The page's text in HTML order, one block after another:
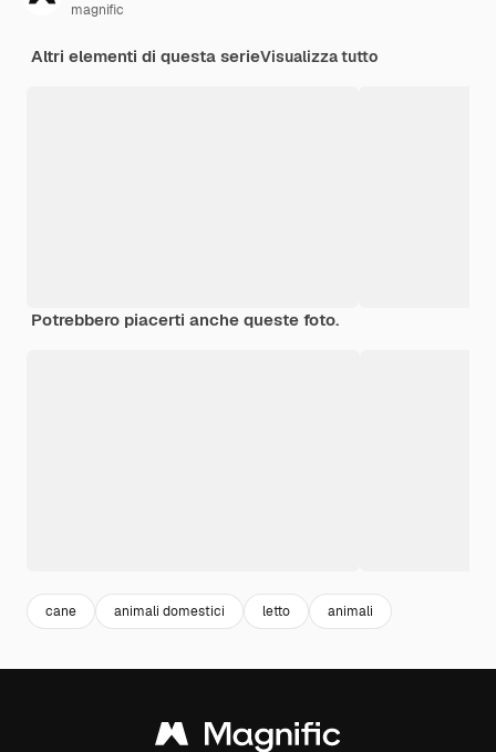
magnific
Altri elementi di questa serieVisualizza tutto
Potrebbero piacerti anche queste foto.
cane animali domestici letto animali